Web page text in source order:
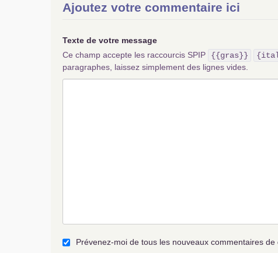
Ajoutez votre commentaire ici
Texte de votre message
Ce champ accepte les raccourcis SPIP
{{gras}}
paragraphes, laissez simplement des lignes vides.
Prévenez-moi de tous les nouveaux commentaires